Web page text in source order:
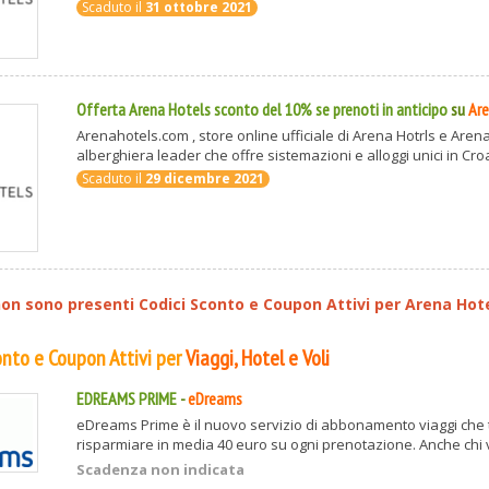
Scaduto il 31 ottobre 2021
Offerta Arena Hotels sconto del 10% se prenoti in anticiposu
Arenahotels.com , store online ufficiale di Arena Hotrls e
alberghiera leader che offre sistemazioni e alloggi unici in
Scaduto il 29 dicembre 2021
sono presenti Codici Sconto e Coupon Attivi per Arena
e Coupon Attivi perViaggi, Hotel e Voli
EDREAMS PRIME -eDreams
eDreams Prime è il nuovo servizio di abbonamento viaggi
risparmiare in media 40 euro su ogni prenotazione. Anche chi
Scadenza non indicata